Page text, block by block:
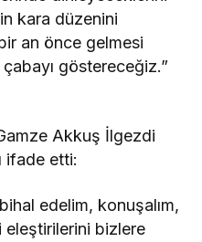
kara düzenini
an önce gelmesi
göstereceğiz.”
Akkuş İlgezdi
ifade etti:
edelim, konuşalım,
bizlere